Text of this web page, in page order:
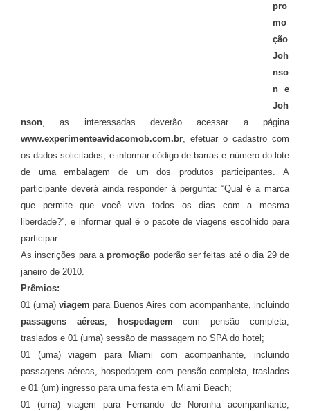
pro
mo
ção
Joh
nso
n e
Joh
nson, as interessadas deverão acessar a página
www.experimenteavidacomob.com.br, efetuar o cadastro com
os dados solicitados, e informar código de barras e número do lote
de uma embalagem de um dos produtos participantes. A
participante deverá ainda responder à pergunta: “Qual é a marca
que permite que você viva todos os dias com a mesma
liberdade?”, e informar qual é o pacote de viagens escolhido para
participar.
As inscrições para a promoção poderão ser feitas até o dia 29 de
janeiro de 2010.
Prêmios:
01 (uma)viagem para Buenos Aires com acompanhante, incluindo
passagens aéreas, hospedagem com pensão completa,
traslados e 01 (uma) sessão de massagem no SPA do hotel;
01 (uma) viagem para Miami com acompanhante, incluindo
passagens aéreas, hospedagem com pensão completa, traslados
e 01 (um) ingresso para uma festa em Miami Beach;
01 (uma) viagem para Fernando de Noronha acompanhante,